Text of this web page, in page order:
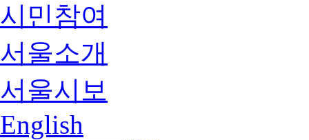
시민참여
서울소개
서울시보
English